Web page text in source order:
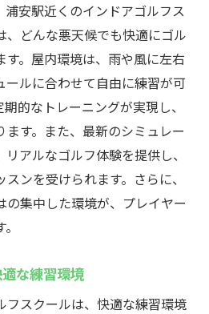
浦安駅近くのインドアゴルフス
、どんな悪天候でも快適にゴル
す。屋内環境は、雨や風に左右
ールに合わせて自由に練習が可
的なトレーニングが実現し、
す。また、最新のシミュレー
アルなゴルフ体験を提供し、
ンを受けられます。さらに、
の集中した環境が、プレイヤー
な練習環境
フスクールは、快適な練習環境